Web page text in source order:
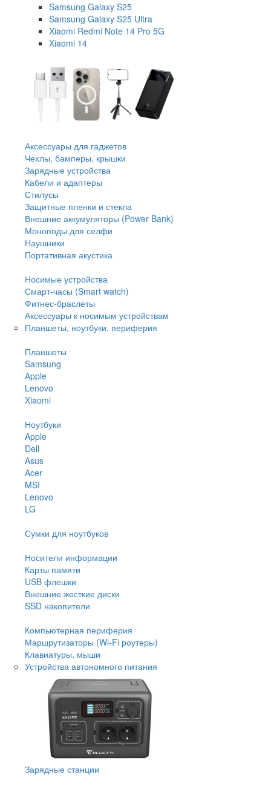
Samsung Galaxy S25
Samsung Galaxy S25 Ultra
Xiaomi Redmi Note 14 Pro 5G
Xiaomi 14
Аксессуары для гаджетов
Чехлы, бамперы, крышки
Зарядные устройства
Кабели и адаптеры
Стилусы
Защитные пленки и стекла
Внешние аккумуляторы (Power Bank)
Моноподы для селфи
Наушники
Портативная акустика
Носимые устройства
Смарт-часы (Smart watch)
Фитнес-браслеты
Аксессуары к носимым устройствам
Планшеты, ноутбуки, периферия
Планшеты
Samsung
Apple
Lenovo
Xiaomi
Ноутбуки
Apple
Dell
Asus
Acer
MSI
Lenovo
LG
Сумки для ноутбуков
Носители информации
Карты памяти
USB флешки
Внешние жесткие диски
SSD накопители
Компьютерная периферия
Маршрутизаторы (Wi-Fi роутеры)
Клавиатуры, мыши
Устройства автономного питания
Зарядные станции